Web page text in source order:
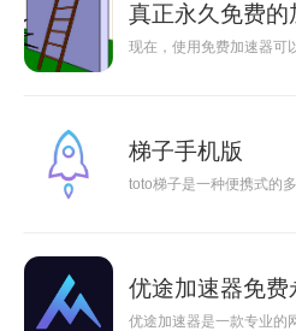
真正永久免费的
现在，使用免费加速器可
梯子手机版
toto梯子是一种便携式的
优途加速器免费
优途加速器是一款专业的